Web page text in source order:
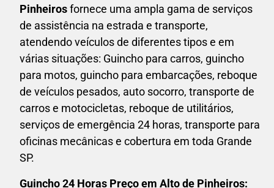
Pinheirosfornece uma ampla gama de serviços
de assistência na estrada e transporte,
atendendo veículos de diferentes tipos e em
várias situações: Guincho para carros, guincho
para motos, guincho para embarcações, reboque
de veículos pesados, auto socorro, transporte de
carros e motocicletas, reboque de utilitários,
serviços de emergência 24 horas, transporte para
oficinas mecânicas e cobertura em toda Grande
SP.
Guincho 24 Horas Preço em Alto de Pinheiros: